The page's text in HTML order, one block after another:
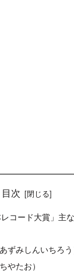
目次
レコード大賞」主
ずみしんいちろう
やたお）